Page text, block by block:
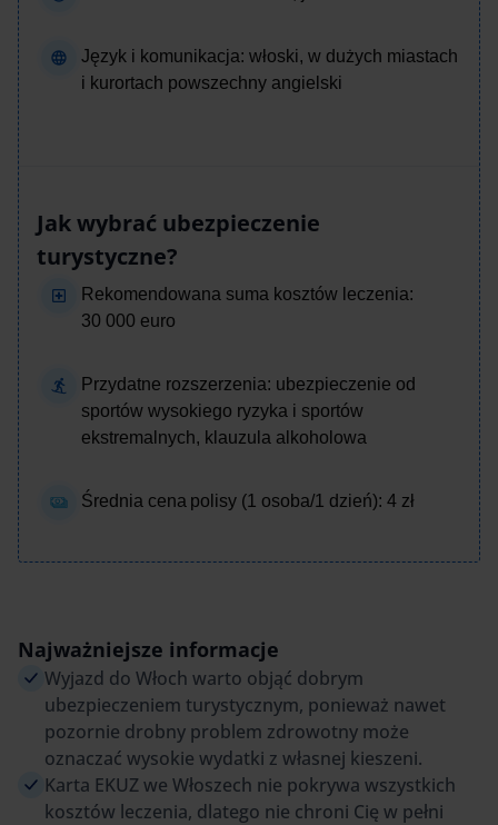
Język i komunikacja: włoski, w dużych miastach
i kurortach powszechny angielski
Jak wybrać ubezpieczenie
turystyczne?
Rekomendowana suma kosztów leczenia:
30 000 euro
Przydatne rozszerzenia: ubezpieczenie od
sportów wysokiego ryzyka i sportów
ekstremalnych, klauzula alkoholowa
Średnia cena polisy (1 osoba/1 dzień): 4 zł
Najważniejsze informacje
Wyjazd do Włoch warto objąć dobrym
ubezpieczeniem turystycznym, ponieważ nawet
pozornie drobny problem zdrowotny może
oznaczać wysokie wydatki z własnej kieszeni.
Karta EKUZ we Włoszech nie pokrywa wszystkich
kosztów leczenia, dlatego nie chroni Cię w pełni